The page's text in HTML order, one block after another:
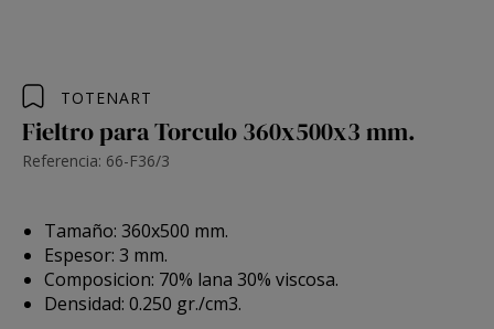
TOTENART
Fieltro para Torculo 360x500x3 mm.
Referencia: 66-F36/3
Tamaño: 360x500 mm.
Espesor: 3 mm.
Composicion: 70% lana 30% viscosa.
Densidad: 0.250 gr./cm3.